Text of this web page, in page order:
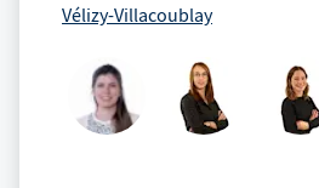
Vélizy-Villacoublay